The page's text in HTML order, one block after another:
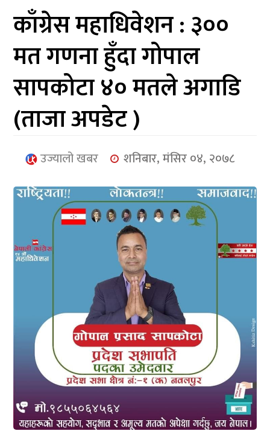
आर्थिक
मनोरञ्जन
खेलकुद
अन्तर्राष्ट्रिय/
प्रबास
युनिकोड
काँग्रेस महाधिवेशन : ३००
मत गणना हुँदा गोपाल
सापकोटा ४० मतले अगाडि
(ताजा अपडेट )
उज्यालो खबर शनिबार, मंसिर ०४, २०७८